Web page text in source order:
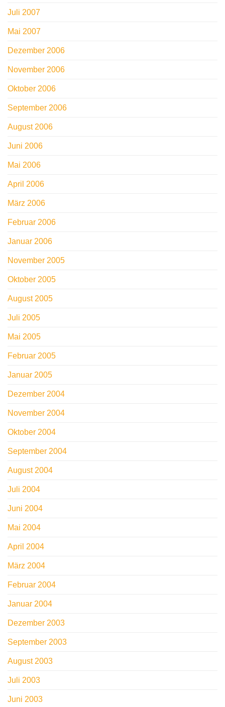
Juli 2007
Mai 2007
Dezember 2006
November 2006
Oktober 2006
September 2006
August 2006
Juni 2006
Mai 2006
April 2006
März 2006
Februar 2006
Januar 2006
November 2005
Oktober 2005
August 2005
Juli 2005
Mai 2005
Februar 2005
Januar 2005
Dezember 2004
November 2004
Oktober 2004
September 2004
August 2004
Juli 2004
Juni 2004
Mai 2004
April 2004
März 2004
Februar 2004
Januar 2004
Dezember 2003
September 2003
August 2003
Juli 2003
Juni 2003